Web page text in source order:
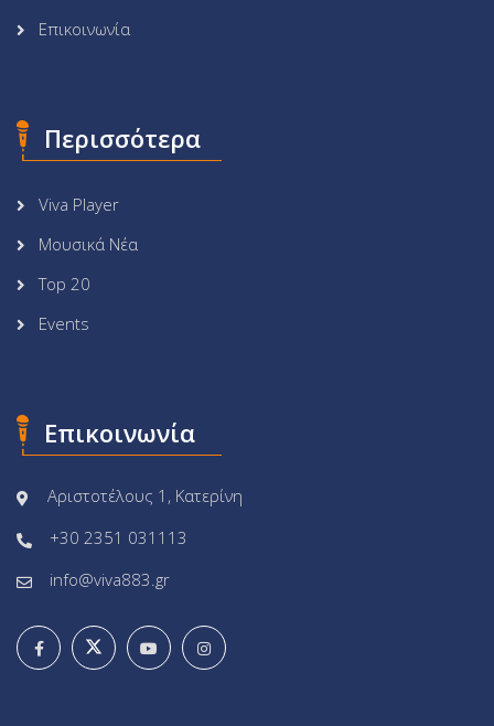
Επικοινωνία
Περισσότερα
Viva Player
Μουσικά Νέα
Top 20
Events
Επικοινωνία
Αριστοτέλους 1, Κατερίνη
+30 2351 031113
info@viva883.gr